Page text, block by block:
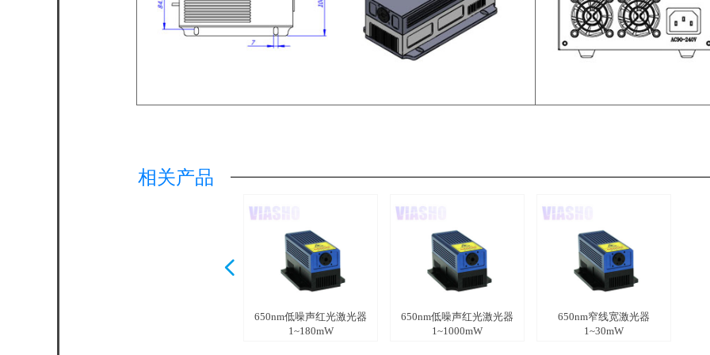
650nm低噪声红光激光器
1~180mW
650nm低噪声红光激光器
1~1000mW
650nm窄线宽激光器
1~30mW
넳
相关产品